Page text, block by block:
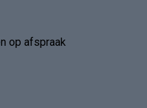
op afspraak